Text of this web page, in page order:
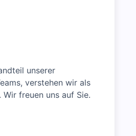
unserer
verstehen wir als
freuen uns auf Sie.